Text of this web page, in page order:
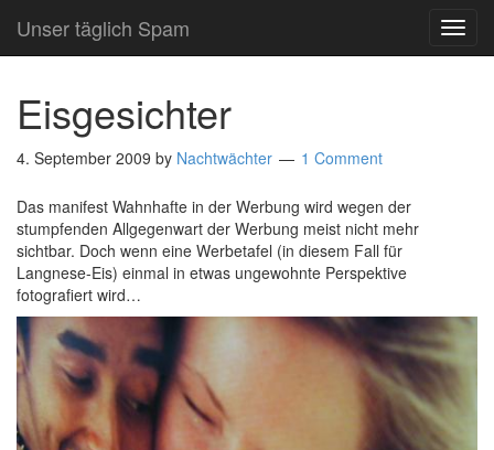
Unser täglich Spam
Eisgesichter
4. September 2009 by Nachtwächter 1 Comment
Das manifest Wahnhafte in der Werbung wird wegen der
stumpfenden Allgegenwart der Werbung meist nicht mehr
sichtbar. Doch wenn eine Werbetafel (in diesem Fall für
Langnese-Eis) einmal in etwas ungewohnte Perspektive
fotografiert wird…